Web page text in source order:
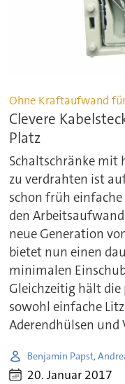
Ohne Kraftaufwand
Clevere
Platz
Schaltschränke mit
zu verdrahten ist
schon früh
den
neue Generation
bietet nun einen
minimalen
Gleichzeitig hält
sowohl einfache
Aderendhülsen und
Benjamin Papst,
20. Januar 2017